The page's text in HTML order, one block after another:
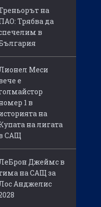
на
Трябва да
в
Меси
е
1 в
на
на лигата
САЩ
Джеймс в
на САЩ за
Анджелис